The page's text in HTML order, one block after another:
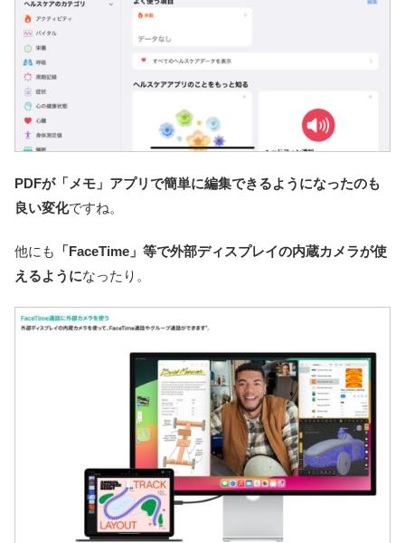
PDFが「メモ」アプリで簡単に編集できるようになったのも
良い変化ですね。
他にも
「FaceTime」等で外部ディスプレイの内蔵カメラが使
えるようになったり。